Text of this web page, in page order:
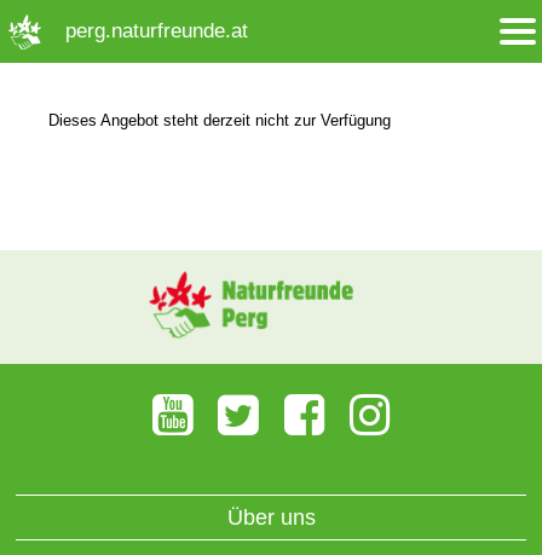
perg.naturfreunde.at
Dieses Angebot steht derzeit nicht zur Verfügung
Über uns